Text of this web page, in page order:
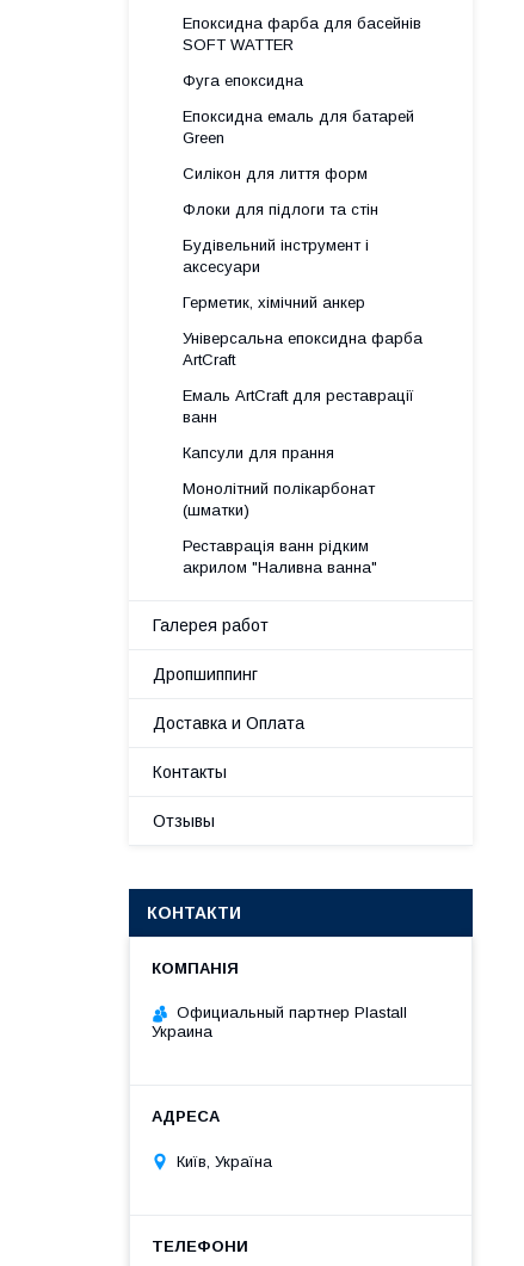
Епоксидна фарба для басейнів
SOFT WATTER
Фуга епоксидна
Епоксидна емаль для батарей
Green
Силікон для лиття форм
Флоки для підлоги та стін
Будівельний інструмент і
аксесуари
Герметик, хімічний анкер
Універсальна епоксидна фарба
ArtCraft
Емаль ArtCraft для реставрації
ванн
Капсули для прання
Монолітний полікарбонат
(шматки)
Реставрація ванн рідким
акрилом "Наливна ванна"
Галерея работ
Дропшиппинг
Доставка и Оплата
Контакты
Отзывы
КОНТАКТИ
Официальный партнер Plastall
Украина
Київ, Україна